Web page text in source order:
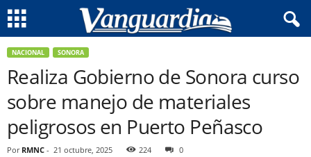
NACIONAL SONORA
Realiza Gobierno de Sonora curso
sobre manejo de materiales
peligrosos en Puerto Peñasco
Por RMNC - 21 octubre, 2025 224 0